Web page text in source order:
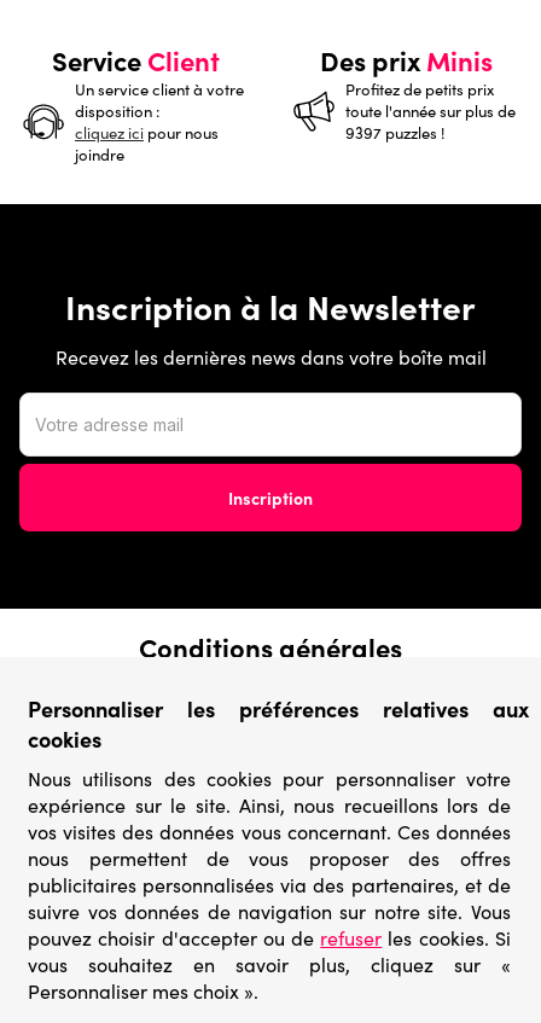
ServiceClient
Un service client à votre
disposition :
cliquez ici pour nous
joindre
Des prixMinis
Profitez de petits prix
toute l'année sur plus de
9397 puzzles !
Inscription à la Newsletter
Recevez les dernières news dans votre boîte mail
Conditions générales
› Conditions d’utilisation
› Confidentialité & Protection des Données
Catégories
› Marques
› Derniers arrivages
› Puzzles mystères
› Prix minis
© Go-puzzle.fr 2026 – Tous droits réservés
Personnaliser les préférences relatives aux
cookies
Nous utilisons des cookies pour personnaliser votre
expérience sur le site. Ainsi, nous recueillons lors de
vos visites des données vous concernant. Ces données
nous permettent de vous proposer des offres
publicitaires personnalisées via des partenaires, et de
suivre vos données de navigation sur notre site. Vous
pouvez choisir d'accepter ou de refuser les cookies. Si
vous souhaitez en savoir plus, cliquez sur «
Personnaliser mes choix ».